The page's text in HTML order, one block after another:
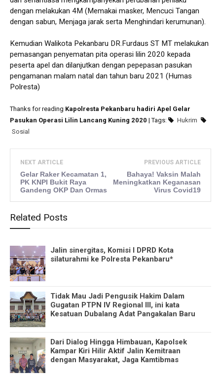
dengan melakukan 4M (Memakai masker, Mencuci Tangan
dengan sabun, Menjaga jarak serta Menghindari kerumunan).
Kemudian Walikota Pekanbaru DR.Furdaus ST MT melakukan
pemasangan penyematan pita operasi lilin 2020 kepada
peserta apel dan dilanjutkan dengan pepepasan pasukan
pengamanan malam natal dan tahun baru 2021 (Humas
Polresta)
Thanks for reading Kapolresta Pekanbaru hadiri Apel Gelar
Pasukan Operasi Lilin Lancang Kuning 2020 | Tags:
Hukrim
Sosial
NEXT ARTICLE
Gelar Raker Kecamatan 1,
PK KNPI Bukit Raya
Gandeng OKP Dan Ormas
PREVIOUS ARTICLE
Bahaya! Vaksin Malah
Meningkatkan Keganasan
Virus Covid19
Related Posts
Jalin sinergitas, Komisi I DPRD Kota
silaturahmi ke Polresta Pekanbaru*
Tidak Mau Jadi Pengusik Hakim Dalam
Gugatan PTPN IV Regional III, ini kata
Kesatuan Dubalang Adat Pangakalan Baru
Dari Dialog Hingga Himbauan, Kapolsek
Kampar Kiri Hilir Aktif Jalin Kemitraan
dengan Masyarakat, Jaga Kamtibmas